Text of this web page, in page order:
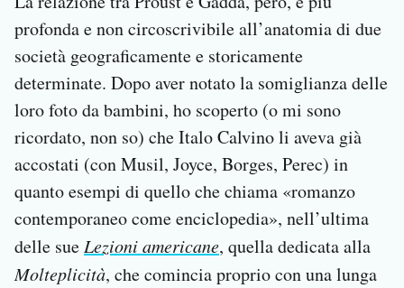
profonda e non circoscrivibile all’anatomia di due
società geograficamente e storicamente
determinate. Dopo aver notato la somiglianza delle
loro foto da bambini, ho scoperto (o mi sono
ricordato, non so) che Italo Calvino li aveva già
accostati (con Musil, Joyce, Borges, Perec) in
quanto esempi di quello che chiama «romanzo
contemporaneo come enciclopedia», nell’ultima
delle sueLezioni americane, quella dedicata alla
Molteplicità, che comincia proprio con una lunga